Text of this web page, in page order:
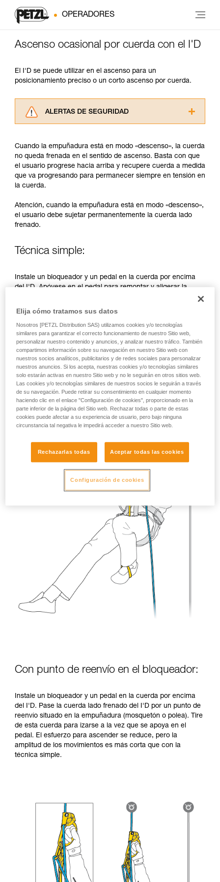
OPERADORES
Ascenso ocasional por cuerda con el I'D
El I'D se puede utilizar en el ascenso para un
posicionamiento preciso o un corto ascenso por cuerda.
ALERTAS DE SEGURIDAD
consultarlo. Usted debe comprender la
información de la ficha técnica para poder
comprender este complemento informativo.
Dominar estas técnicas requiere una formación
y un entrenamiento específico. Confirme a
ejecutar estas técnicas, solo y con total
seguridad, antes de ejecutarlas de forma
su actividad. Pueden existir otras que no
describimos aquí.
Cuando la empuñadura está en modo «descenso», la cuerda
no queda frenada en el sentido de ascenso. Basta con que
el usuario progrese hacia arriba y recupere cuerda a medida
que va progresando para permanecer siempre en tensión en
la cuerda.
Atención, cuando la empuñadura está en modo «descenso»,
el usuario debe sujetar permanentemente la cuerda lado
frenado.
Técnica simple:
Instale un bloqueador y un pedal en la cuerda por encima
del I'D. Apóyese en el pedal para remontar y aligerar la
lado frenado. Vuelva a suspenderse del I'D sin choque, para
desplazar el pedal hacia arriba y volver a empezar la
maniobra.
Con punto de reenvío en el bloqueador:
Instale un bloqueador y un pedal en la cuerda por encima
del I'D. Pase la cuerda lado frenado del I'D por un punto de
reenvío situado en la empuñadura (mosquetón o polea). Tire
de esta cuerda para izarse a la vez que se apoya en el
pedal. El esfuerzo para ascender se reduce, pero la
amplitud de los movimientos es más corta que con la
técnica simple.
Elija cómo tratamos sus datos
Nosotros [PETZL Distribution SAS) utilizamos cookies y/o tecnologías
similares para garantizar el correcto funcionamiento de nuestro Sitio web,
personalizar nuestro contenido y anuncios, y analizar nuestro tráfico. También
compartimos información sobre su navegación en nuestro Sitio web con
nuestros socios analíticos, publicitarios y de redes sociales para personalizar
nuestros anuncios. Si los acepta, nuestras cookies y/o tecnologías similares
solo estarán activas en nuestro Sitio web y no le seguirán en otros sitios web.
Las cookies y/o tecnologías similares de nuestros socios le seguirán a través
de su navegación. Puede retirar su consentimiento en cualquier momento
haciendo clic en el enlace "Configuración de cookies", proporcionado en la
parte inferior de la página del Sitio web. Rechazar todas o parte de estas
cookies puede afectar a su experiencia de usuario, pero bajo ninguna
circunstancia tal negativa le impedirá acceder a nuestro Sitio web.
Rechazarlas todas Aceptar todas las cookies
Configuración de cookies